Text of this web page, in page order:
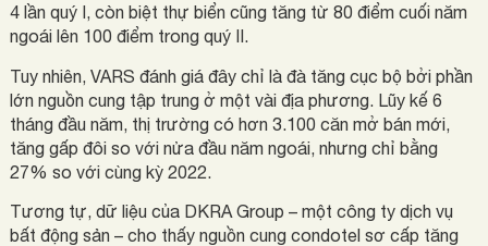
4 lần quý I, còn biệt thự biển cũng tăng từ 80 điểm cuối năm
ngoái lên 100 điểm trong quý II.
Tuy nhiên, VARS đánh giá đây chỉ là đà tăng cục bộ bởi phần
lớn nguồn cung tập trung ở một vài địa phương. Lũy kế 6
tháng đầu năm, thị trường có hơn 3.100 căn mở bán mới,
tăng gấp đôi so với nửa đầu năm ngoái, nhưng chỉ bằng
27% so với cùng kỳ 2022.
Tương tự, dữ liệu của DKRA Group – một công ty dịch vụ
bất động sản – cho thấy nguồn cung condotel sơ cấp tăng